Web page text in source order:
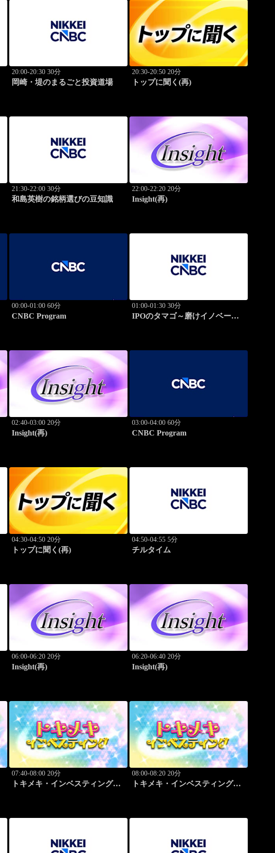
20:00-20:30 30分
岡崎・堤のまるごと投資道場
20:30-20:50 20分
トップに聞く(再)
21:30-22:00 30分
和島英樹の銘柄選びの豆知識
22:00-22:20 20分
Insight(再)
00:00-01:00 60分
CNBC Program
01:00-01:30 30分
IPOのタマゴ～磨けイノベーシ
02:40-03:00 20分
Insight(再)
03:00-04:00 60分
CNBC Program
04:30-04:50 20分
トップに聞く(再)
04:50-04:55 5分
チルタイム
06:00-06:20 20分
Insight(再)
06:20-06:40 20分
Insight(再)
07:40-08:00 20分
トキメキ・インベスティング・
08:00-08:20 20分
トキメキ・インベスティング・